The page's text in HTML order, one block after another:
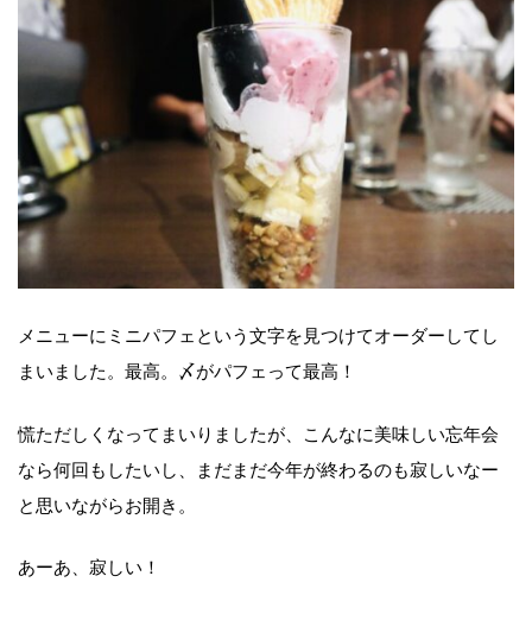
メニューにミニパフェという文字を見つけてオーダーしてし
まいました。最高。〆がパフェって最高！
慌ただしくなってまいりましたが、こんなに美味しい忘年会
なら何回もしたいし、まだまだ今年が終わるのも寂しいなー
と思いながらお開き。
あーあ、寂しい！